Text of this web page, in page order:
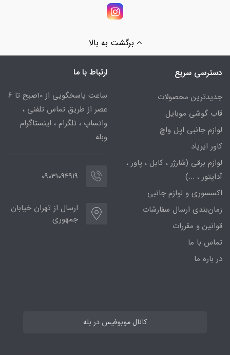
برگشت به بالا
دسترسی سریع
جدیدترین محصولات
قاب گوشی موبایل
لوازم جانبی اپل واچ
کاور ایرپاد
لوازم برقی (شارژر ، کابل ، پاور ،
آداپتور ، ...)
اکسسوری و لوازم جانبی
زمان‌بندی ارسال سفارشات
قوانین و مقررات
تماس با ما
در باره ما
ارتباط با ما
ساعت پاسخگویی از 10صبح تا 6
عصر از طریق تماس تلفنی ،
واتساپ ، تلگرام ، اینستاگرام
وبله
09031094919
ارسال از تهران خیابان
جمهوری
کانال موبوفیس در بله